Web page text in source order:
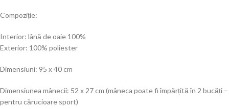
Compoziție:
Interior: lână de oaie 100%
Exterior: 100% poliester
Dimensiuni: 95 x 40 cm
Dimensiunea mânecii: 52 x 27 cm (mâneca poate fi împărțită în 2 bucăți –
pentru cărucioare sport)